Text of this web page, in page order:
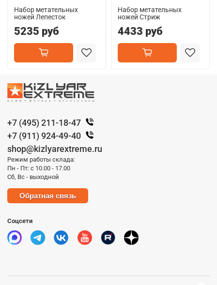
Набор метательных
ножей Лепесток
5235 руб
Набор метательных
ножей Стриж
4433 руб
+7 (495) 211-18-47
+7 (911) 924-49-40
shop@kizlyarextreme.ru
Режим работы склада:
Пн - Пт: с 10.00 - 17.00
Сб, Вс - выходной
Обратная связь
Соцсети